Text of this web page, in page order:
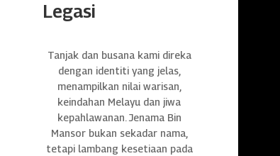
Legasi
Tanjak dan busana kami direka
dengan identiti yang jelas,
menampilkan nilai warisan,
keindahan Melayu dan jiwa
kepahlawanan. Jenama Bin
Mansor bukan sekadar nama,
tetapi lambang kesetiaan pada